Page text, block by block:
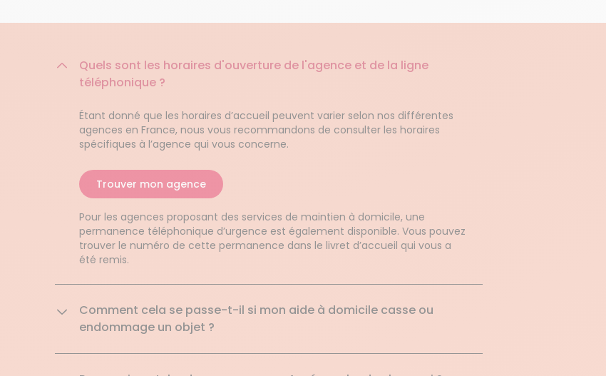
Quels sont les horaires d'ouverture de l'agence et de la ligne
téléphonique ?
Étant donné que les horaires d’accueil peuvent varier selon nos différentes
agences en France, nous vous recommandons de consulter les horaires
spécifiques à l’agence qui vous concerne.
Trouver mon agence
Pour les agences proposant des services de maintien à domicile, une
permanence téléphonique d’urgence est également disponible. Vous pouvez
trouver le numéro de cette permanence dans le livret d’accueil qui vous a
été remis.
Comment cela se passe-t-il si mon aide à domicile casse ou
endommage un objet ?